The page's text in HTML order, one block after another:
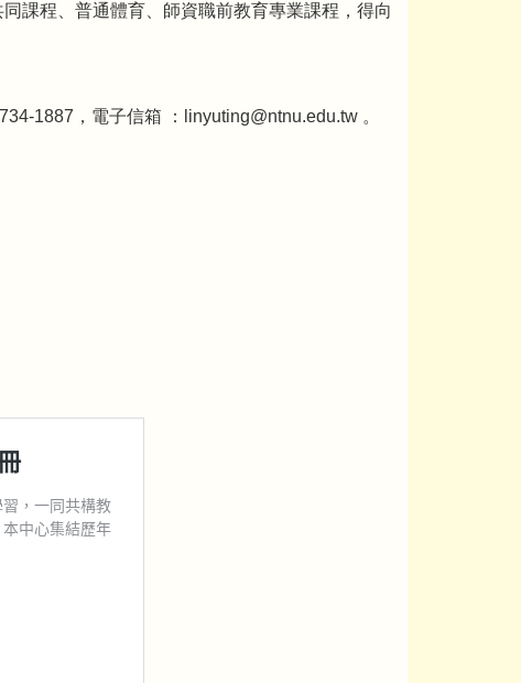
課程、普通體育、師資職前教育專業課程，得向
1887，電子信箱 ：linyuting@ntnu.edu.tw 。